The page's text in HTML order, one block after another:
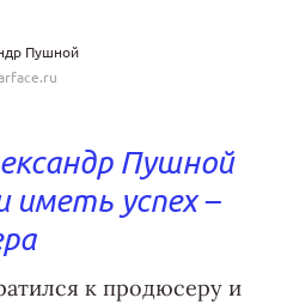
Пушной
Пушной
иметь успех –
к продюсеру и